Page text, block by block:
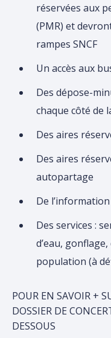
réservées aux
(PMR) et
rampes SNCF
Un accès aux
Des dépose-
chaque côté de
Des aires
Des aires
autopartage
De
Des services :
d’eau,
population (à
POUR EN SAVOIR +
DOSSIER DE
DESSOUS